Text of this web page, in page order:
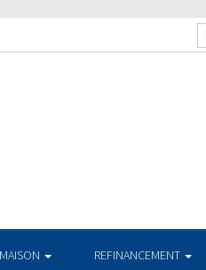
REFINANCEMENT